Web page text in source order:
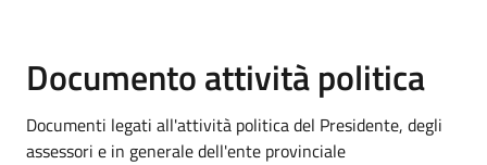
Documento attività politica
Documenti legati all'attività politica del Presidente, degli
assessori e in generale dell'ente provinciale